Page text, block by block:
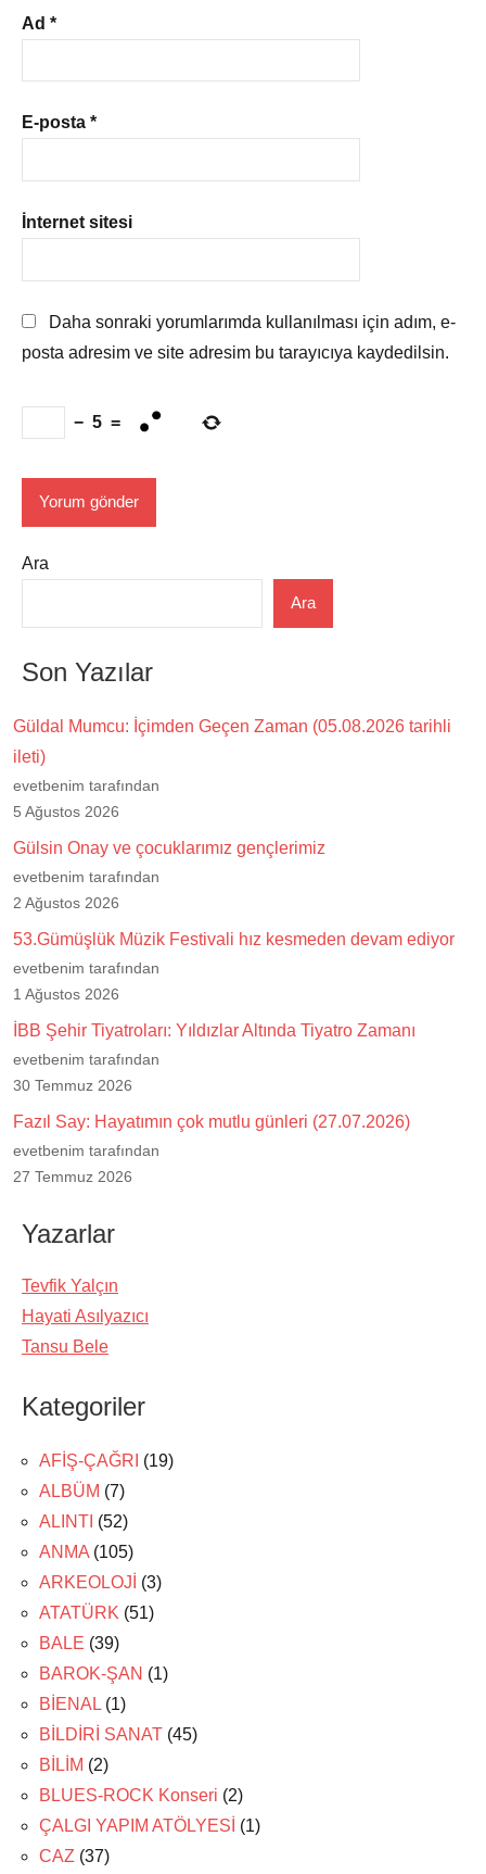
Ad *
E-posta *
İnternet sitesi
Daha sonraki yorumlarımda kullanılması için adım, e-
posta adresim ve site adresim bu tarayıcıya kaydedilsin.
− 5 =
Ara
Ara
Son Yazılar
Güldal Mumcu: İçimden Geçen Zaman (05.08.2026 tarihli
ileti)
evetbenim tarafından
5 Ağustos 2026
Gülsin Onay ve çocuklarımız gençlerimiz
evetbenim tarafından
2 Ağustos 2026
53.Gümüşlük Müzik Festivali hız kesmeden devam ediyor
evetbenim tarafından
1 Ağustos 2026
İBB Şehir Tiyatroları: Yıldızlar Altında Tiyatro Zamanı
evetbenim tarafından
30 Temmuz 2026
Fazıl Say: Hayatımın çok mutlu günleri (27.07.2026)
evetbenim tarafından
27 Temmuz 2026
Yazarlar
Tevfik Yalçın
Hayati Asılyazıcı
Tansu Bele
Kategoriler
AFİŞ-ÇAĞRI (19)
ALBÜM (7)
ALINTI (52)
ANMA (105)
ARKEOLOJİ (3)
ATATÜRK (51)
BALE (39)
BAROK-ŞAN (1)
BİENAL (1)
BİLDİRİ SANAT (45)
BİLİM (2)
BLUES-ROCK Konseri (2)
ÇALGI YAPIM ATÖLYESİ (1)
CAZ (37)